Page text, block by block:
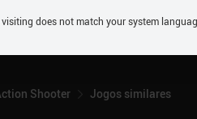
MAIS EM
Shooter Jogos similares
does not match your system